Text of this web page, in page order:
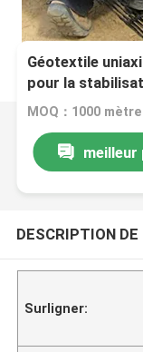
Géotextile
pour la
meilleur
DESCRIPTION
Surligner: